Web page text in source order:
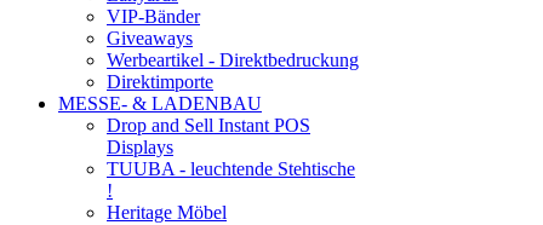
VIP-Bänder
Giveaways
Werbeartikel - Direktbedruckung
Direktimporte
MESSE- & LADENBAU
Drop and Sell Instant POS
Displays
TUUBA - leuchtende Stehtische
!
Heritage Möbel